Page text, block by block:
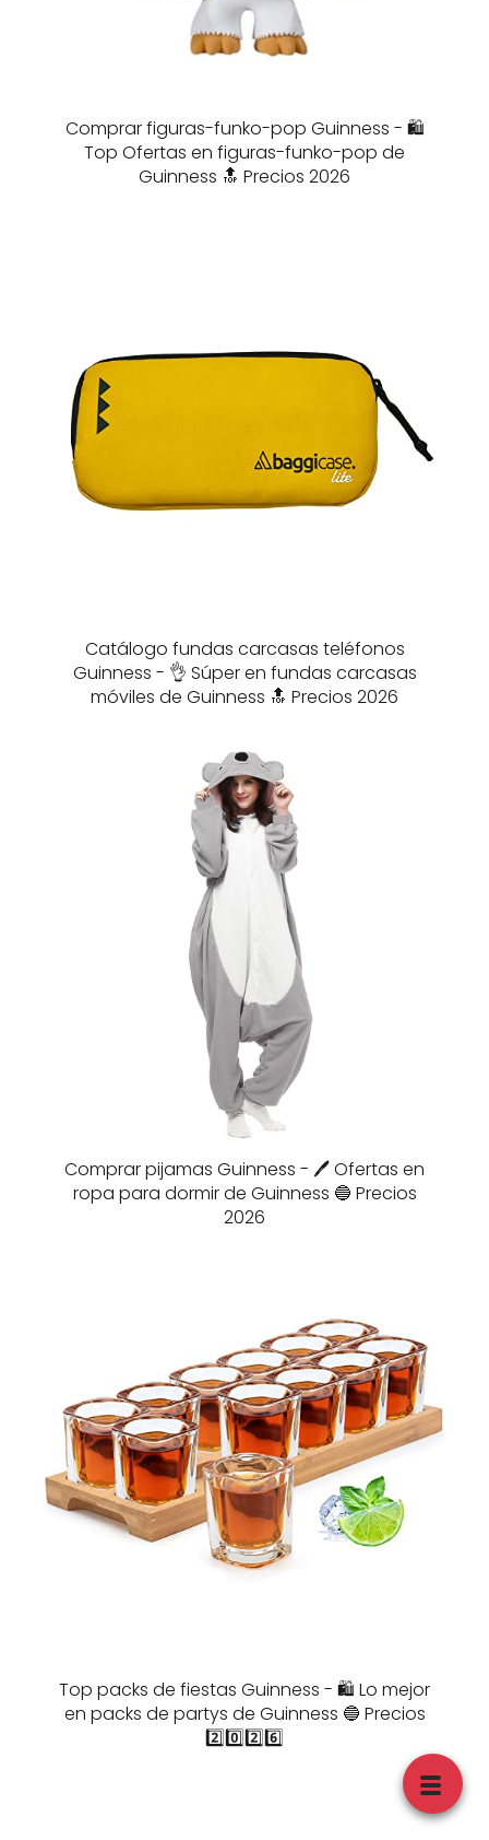
Comprar figuras-funko-pop Guinness - 🛍️
Top Ofertas en figuras-funko-pop de
Guinness 🔝 Precios 2026
Catálogo fundas carcasas teléfonos
Guinness - 👌 Súper en fundas carcasas
móviles de Guinness 🔝 Precios 2026
Comprar pijamas Guinness - 🖊️ Ofertas en
ropa para dormir de Guinness 🔵 Precios
2026
Top packs de fiestas Guinness - 🛍️ Lo mejor
en packs de partys de Guinness 🔵 Precios
2️⃣0️⃣2️⃣6️⃣